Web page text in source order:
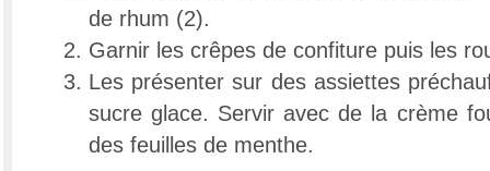
de rhum (2).
Garnir les crêpes de confiture puis les
Les présenter sur des assiettes
sucre glace. Servir avec de la crème
des feuilles de menthe.